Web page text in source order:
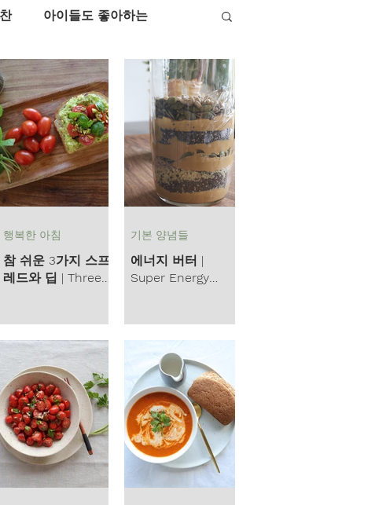
아이들도 좋아하는
료 양배추
참 쉬운 3가지 스프
레드와 딥 | Three
행복한 아침
에너지 버터 |
Super Energy
기본 양념들